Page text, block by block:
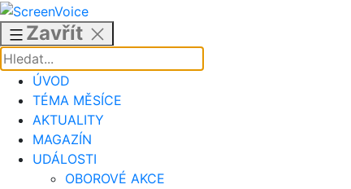
Přejít
obsahu
Zavřít
ÚVOD
TÉMA MĚSÍCE
AKTUALITY
MAGAZÍN
UDÁLOSTI
OBOROVÉ AKCE